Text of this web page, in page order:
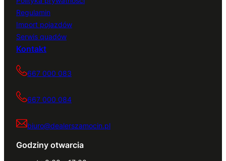
Regulamin
Import pojazdów
Serwis quadów
Kontakt
667 000 083
667 000 084
biuro@dealerszamocin.pl
Godziny otwarcia